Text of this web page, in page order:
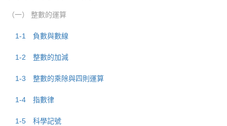
（一） 整數的運算
1-1 負數與數線
1-2 整數的加減
1-3 整數的乘除與四則運算
1-4 指數律
1-5 科學記號